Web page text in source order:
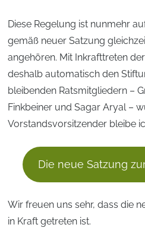
Diese Regelung ist nunmehr
gemäß neuer Satzung
angehören. Mit Inkrafttreten
deshalb automatisch den
bleibenden Ratsmitgliedern –
Finkbeiner und Sagar Aryal –
Vorstandsvorsitzender bleibe
Die neue Satzung
Wir freuen uns sehr, dass die
in Kraft getreten ist.